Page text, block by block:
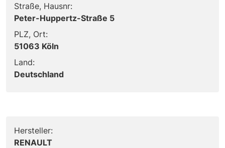
Straße, Hausnr:
Peter-Huppertz-Straße 5
PLZ, Ort:
51063 Köln
Land:
Deutschland
Hersteller:
RENAULT